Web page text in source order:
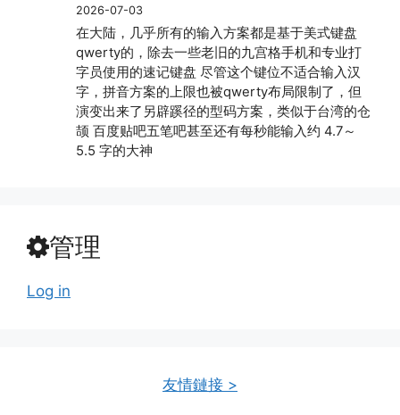
2026-07-03
在大陆，几乎所有的输入方案都是基于美式键盘
qwerty的，除去一些老旧的九宫格手机和专业打
字员使用的速记键盘 尽管这个键位不适合输入汉
字，拼音方案的上限也被qwerty布局限制了，但
演变出来了另辟蹊径的型码方案，类似于台湾的仓
颉 百度贴吧五笔吧甚至还有每秒能输入约 4.7～
5.5 字的大神
管理
Log in
友情鏈接 >